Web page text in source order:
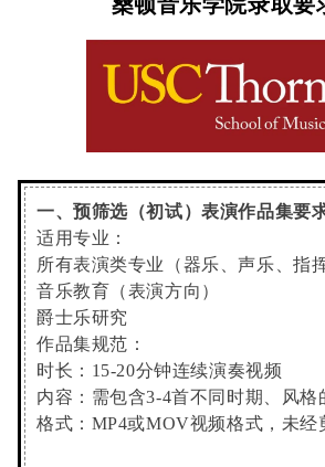
一、预筛选（初试）表演作品集要
适用专业：
所有表演类专业（器乐、声乐、指
音乐教育（表演方向）
爵士乐研究
作品集规范：
时长：15-20分钟连续演奏视频
内容：需包含3-4首不同时期、风格
格式：MP4或MOV视频格式，未经